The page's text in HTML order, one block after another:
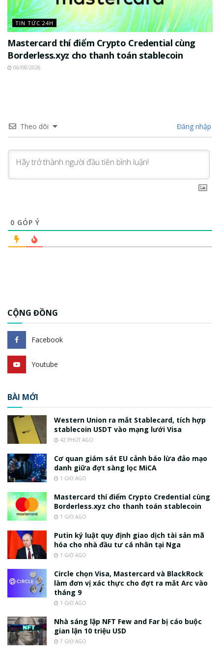
TIN TỨC 24H
Mastercard thí điểm Crypto Credential cùng
Borderless.xyz cho thanh toán stablecoin
06/08/2026
Theo dõi Đăng nhập
0 GÓP Ý
CỘNG ĐỒNG
Facebook
Youtube
BÀI MỚI
Western Union ra mắt Stablecard, tích hợp
stablecoin USDT vào mạng lưới Visa
42 PHÚT AGO
Cơ quan giám sát EU cảnh báo lừa đảo mạo
danh giữa đợt sàng lọc MiCA
1 GIỜ AGO
Mastercard thí điểm Crypto Credential cùng
Borderless.xyz cho thanh toán stablecoin
1 GIỜ AGO
Putin ký luật quy định giao dịch tài sản mã
hóa cho nhà đầu tư cá nhân tại Nga
1 GIỜ AGO
Circle chọn Visa, Mastercard và BlackRock
làm đơn vị xác thực cho đợt ra mắt Arc vào
tháng 9
1 GIỜ AGO
Nhà sáng lập NFT Few and Far bị cáo buộc
gian lận 10 triệu USD
7 GIỜ AGO